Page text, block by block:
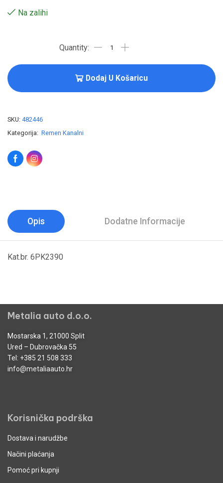
Na zalihi
Dodaj U Košaricu
SKU: 482446
Kategorija: Remen Kanalni
Opis Dodatne Informacije
Kat.br. 6PK2390
Metalia auto d.o.o.
Mostarska 1, 21000 Split
Ured – Dubrovačka 55
Tel: +385 21 508 333
info@metaliaauto.hr
Korisnička podrška
Dostava i narudžbe
Načini plaćanja
Pomoć pri kupnji